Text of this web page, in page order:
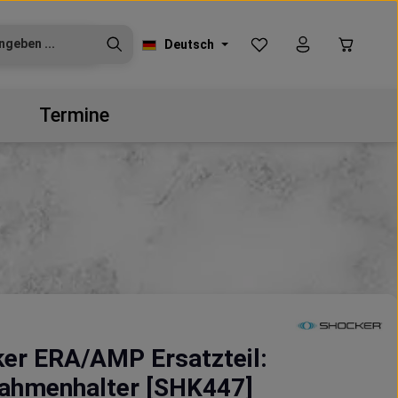
Deutsch
Du hast 0 Produkte
Termine
ERA/AMP Ersatzteil:
[SHK447]